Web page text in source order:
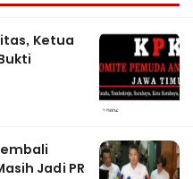
Ketua
Jadi PR